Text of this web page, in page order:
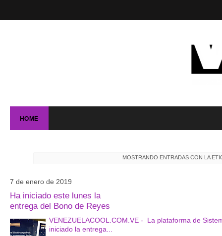
HOME
MOSTRANDO ENTRADAS CON LA
7 de enero de 2019
Ha iniciado este lunes la
entrega del Bono de Reyes
VENEZUELACOOL.COM.VE - La plataforma de
iniciado la entrega...